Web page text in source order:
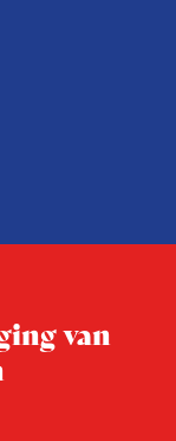
van